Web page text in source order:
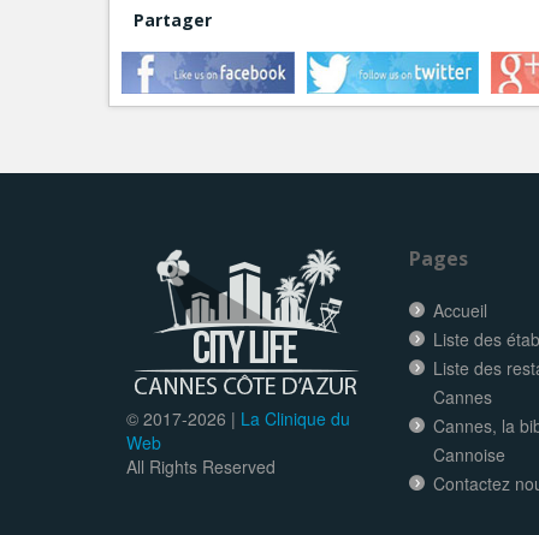
Partager
© 2017-2026 | La Clinique du
Web
All Rights Reserved
Pages
Accueil
Liste des
Liste des
Cannes
Cannes, la
Cannoise
Contactez